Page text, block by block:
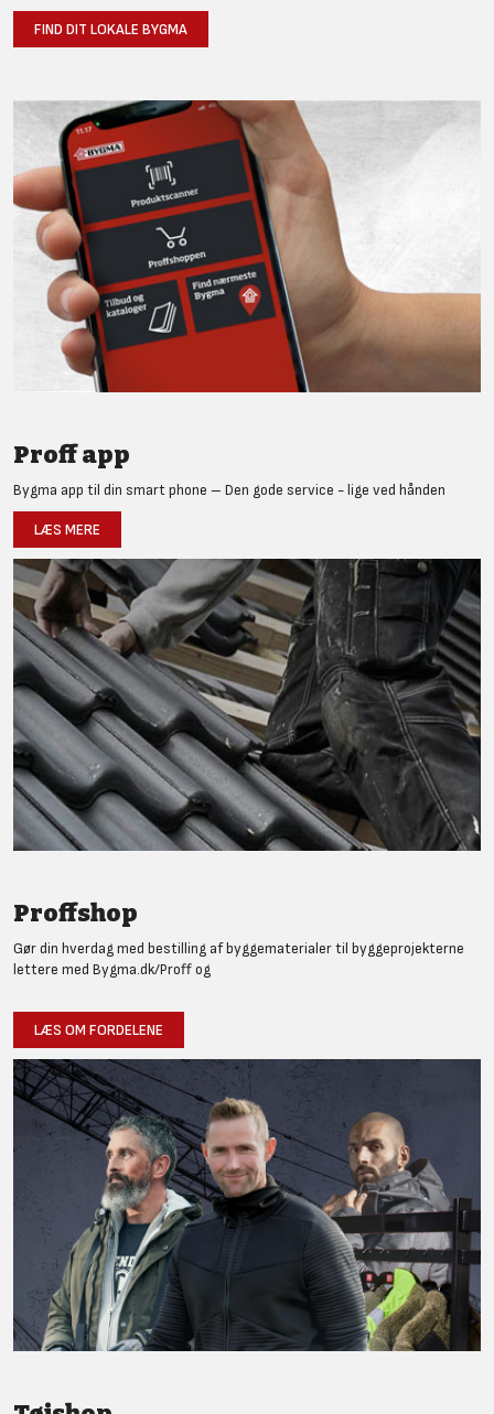
FIND DIT LOKALE BYGMA
Proff app
Bygma app til din smart phone – Den gode service - lige ved hånden
LÆS MERE
Proffshop
Gør din hverdag med bestilling af byggematerialer til byggeprojekterne
lettere med Bygma.dk/Proff og
LÆS OM FORDELENE